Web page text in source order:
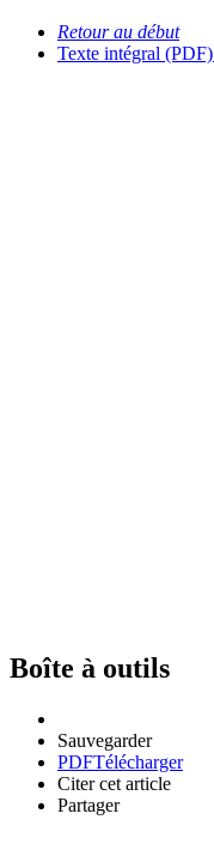
Retour au début
Texte intégral (PDF)
Boîte à outils
Sauvegarder
PDFTélécharger
Citer cet article
Partager